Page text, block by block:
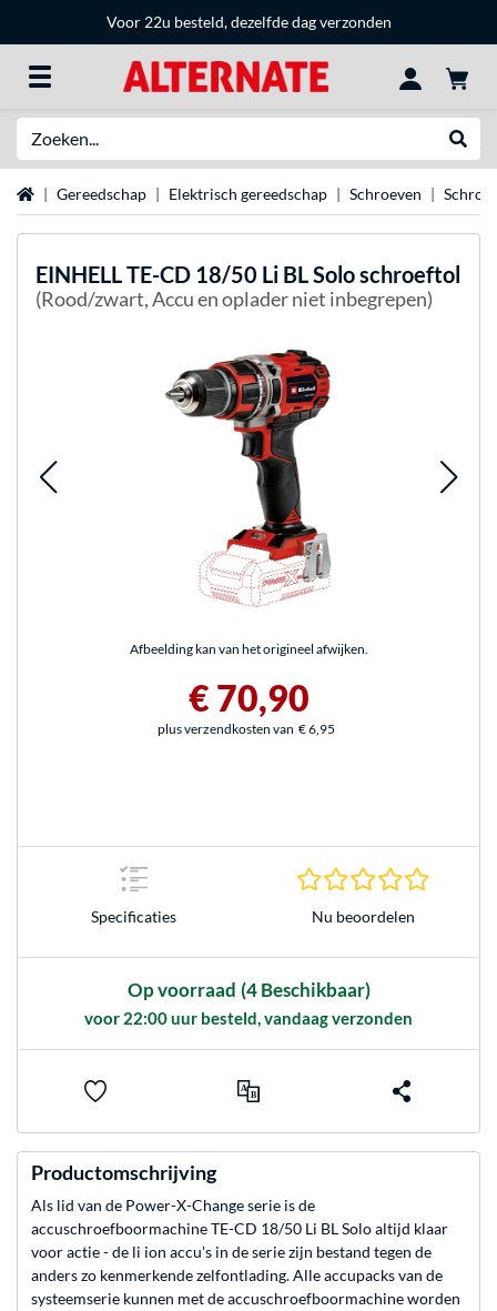
Voor 22u besteld, dezelfde dag verzonden
HomeGereedschap Elektrisch gereedschap Schroeven
EINHELLTE-CD 18/50 Li BL Solo schroeftol
(Rood/zwart, Accu en oplader niet inbegrepen)
Afbeelding kan van het origineel afwijken.
€ 70,90
plus verzendkosten van € 6,95
Specificaties Nu beoordelen
Op voorraad (4 Beschikbaar)
voor 22:00 uur besteld, vandaag verzonden
Productomschrijving
Als lid van de Power-X-Change serie is de
accuschroefboormachine TE-CD 18/50 Li BL Solo altijd klaar
voor actie - de li ion accu's in de serie zijn bestand tegen de
anders zo kenmerkende zelfontlading. Alle accupacks van de
systeemserie kunnen met de accuschroefboormachine worden